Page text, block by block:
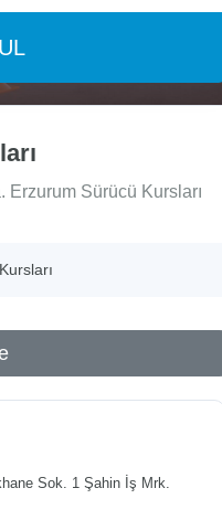
Erzurum Sürücü Kursları
Sok. 1 Şahin İş Mrk.